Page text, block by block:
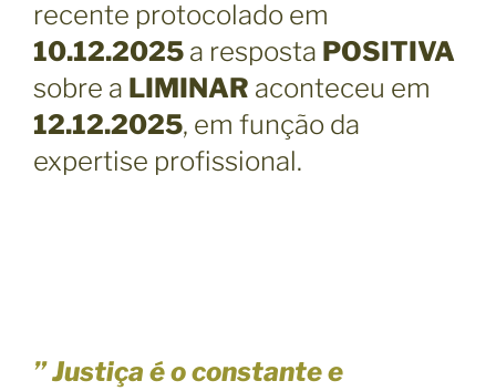
recente protocolado em
10.12.2025 a resposta POSITIVA
sobre a LIMINAR aconteceu em
12.12.2025, em função da
expertise profissional.
” Justiça é o constante e